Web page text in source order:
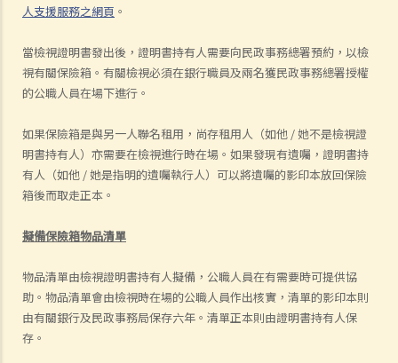
人支援服務之網頁 。
當檢視證明書發出後，證明書持有人需要向民政事務總署預約，以檢
視有關保險箱。有關檢視必須在銀行職員及兩名獲民政事務總署授權
的公職人員在場下進行。
如果保險箱是與另一人聯名租用，尚存租用人（如他 / 她不是檢視證
明書持有人）亦需要在檢視進行時在場。如果發現有遺囑，證明書持
有人（如他 / 她是指明的遺囑執行人）可以將遺囑的影印本放回保險
箱後而取走正本。
擬備保險箱物品清單
物品清單由檢視證明書持有人擬備，公職人員在有需要時可提供協
助。物品清單會由檢視時在場的公職人員作出核實，清單的影印本則
由有關銀行及民政事務局保存六年。清單正本則由證明書持有人保
存。